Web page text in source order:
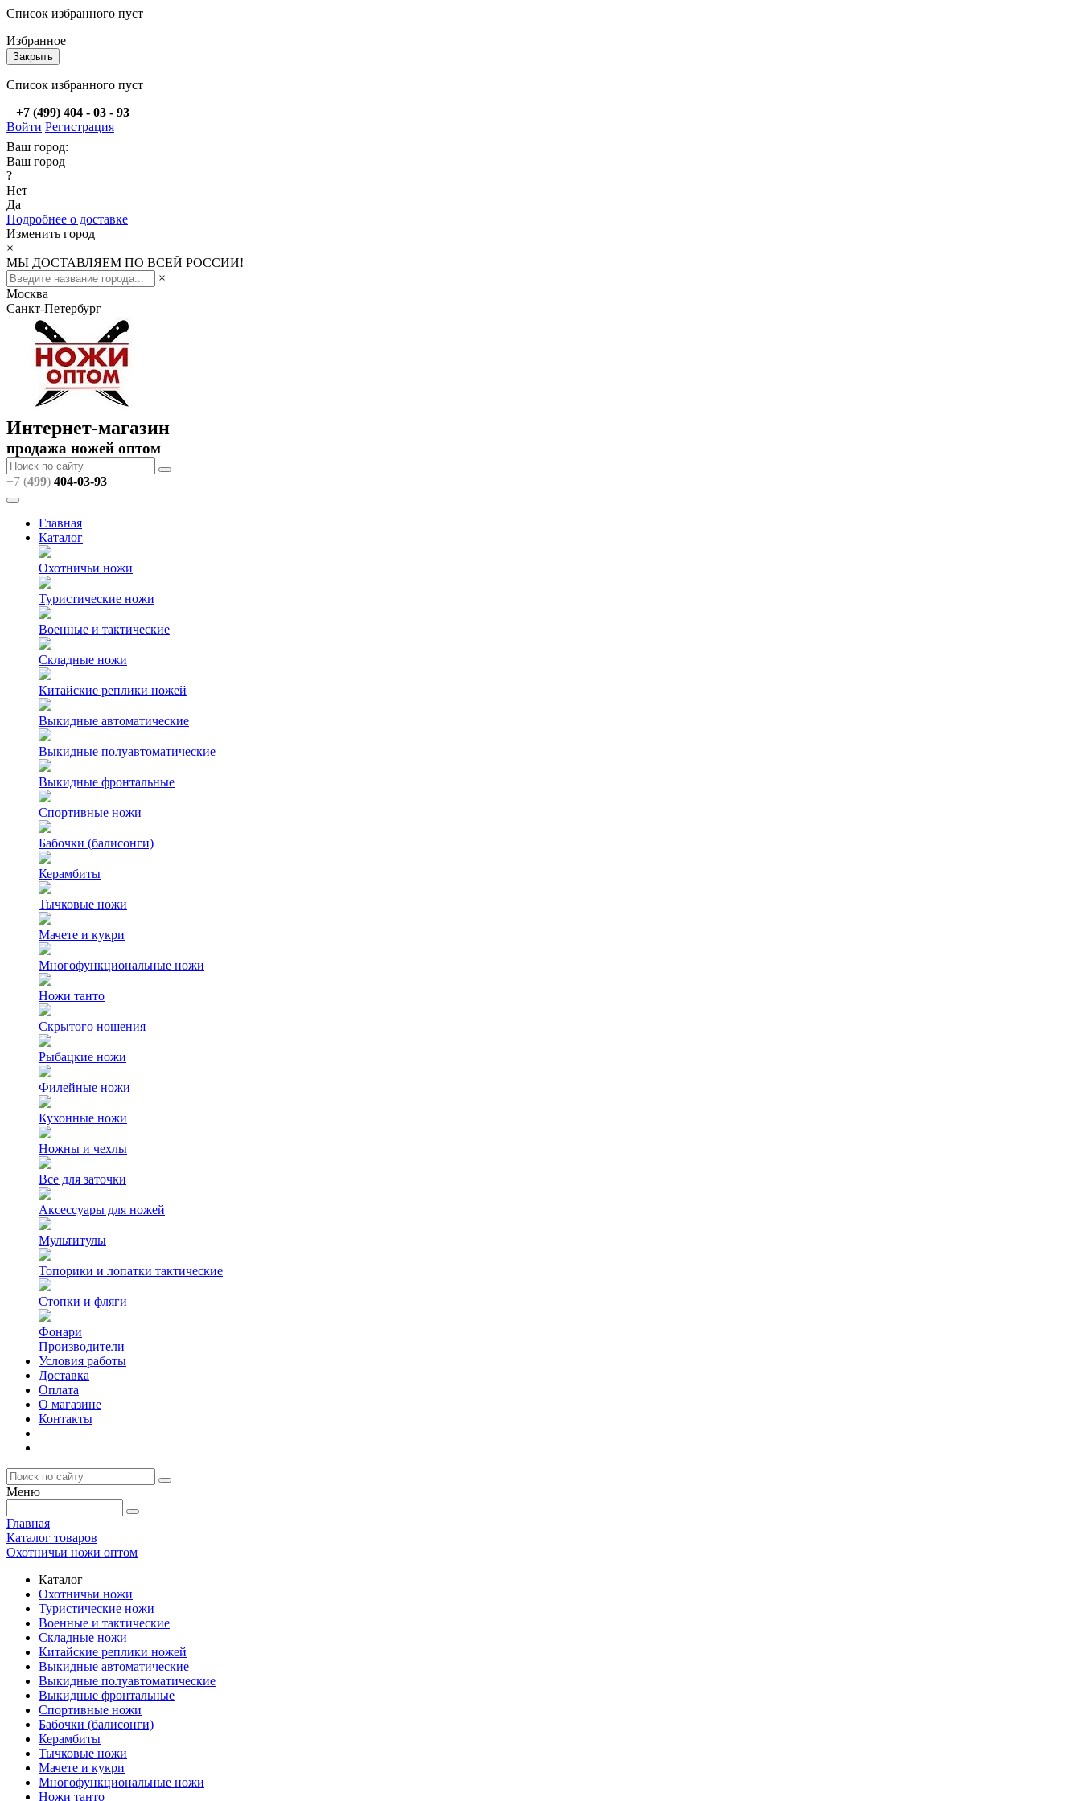
Список избранного пуст
Избранное
Закрыть
Список избранного пуст
+7 (499) 404 - 03 - 93
Войти Регистрация
Ваш город:
Ваш город
?
Нет
Да
Подробнее о доставке
Изменить город
×
МЫ ДОСТАВЛЯЕМ ПО ВСЕЙ РОССИИ!
×
Москва
Санкт-Петербург
Интернет-магазин
продажа ножей оптом
+7 (499) 404-03-93
Главная
Каталог
Охотничьи ножи
Туристические ножи
Военные и тактические
Складные ножи
Китайские реплики ножей
Выкидные автоматические
Выкидные полуавтоматические
Выкидные фронтальные
Спортивные ножи
Бабочки (балисонги)
Керамбиты
Тычковые ножи
Мачете и кукри
Многофункциональные ножи
Ножи танто
Скрытого ношения
Рыбацкие ножи
Филейные ножи
Кухонные ножи
Ножны и чехлы
Все для заточки
Аксессуары для ножей
Мультитулы
Топорики и лопатки тактические
Стопки и фляги
Фонари
Производители
Условия работы
Доставка
Оплата
О магазине
Контакты
Меню
Главная
Каталог товаров
Охотничьи ножи оптом
Каталог
Охотничьи ножи
Туристические ножи
Военные и тактические
Складные ножи
Китайские реплики ножей
Выкидные автоматические
Выкидные полуавтоматические
Выкидные фронтальные
Спортивные ножи
Бабочки (балисонги)
Керамбиты
Тычковые ножи
Мачете и кукри
Многофункциональные ножи
Ножи танто